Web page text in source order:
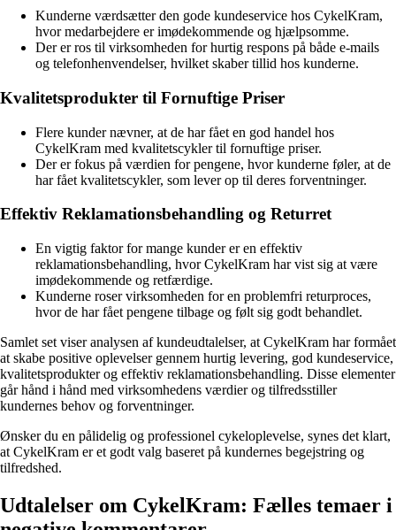
Kunderne værdsætter den gode kundeservice hos CykelKram,
hvor medarbejdere er imødekommende og hjælpsomme.
Der er ros til virksomheden for hurtig respons på både e-mails
og telefonhenvendelser, hvilket skaber tillid hos kunderne.
Kvalitetsprodukter til Fornuftige Priser
Flere kunder nævner, at de har fået en god handel hos
CykelKram med kvalitetscykler til fornuftige priser.
Der er fokus på værdien for pengene, hvor kunderne føler, at de
har fået kvalitetscykler, som lever op til deres forventninger.
Effektiv Reklamationsbehandling og Returret
En vigtig faktor for mange kunder er en effektiv
reklamationsbehandling, hvor CykelKram har vist sig at være
imødekommende og retfærdige.
Kunderne roser virksomheden for en problemfri returproces,
hvor de har fået pengene tilbage og følt sig godt behandlet.
Samlet set viser analysen af kundeudtalelser, at CykelKram har formået
at skabe positive oplevelser gennem hurtig levering, god kundeservice,
kvalitetsprodukter og effektiv reklamationsbehandling. Disse elementer
går hånd i hånd med virksomhedens værdier og tilfredsstiller
kundernes behov og forventninger.
Ønsker du en pålidelig og professionel cykeloplevelse, synes det klart,
at CykelKram er et godt valg baseret på kundernes begejstring og
tilfredshed.
Udtalelser om CykelKram: Fælles temaer i